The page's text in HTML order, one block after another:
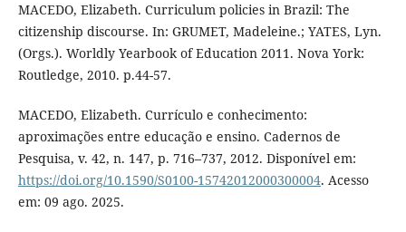
MACEDO, Elizabeth. Curriculum policies in Brazil: The
citizenship discourse. In: GRUMET, Madeleine.; YATES, Lyn.
(Orgs.). Worldly Yearbook of Education 2011. Nova York:
Routledge, 2010. p.44-57.
MACEDO, Elizabeth. Currículo e conhecimento:
aproximações entre educação e ensino. Cadernos de
Pesquisa, v. 42, n. 147, p. 716–737, 2012. Disponível em:
https://doi.org/10.1590/S0100-15742012000300004. Acesso
em: 09 ago. 2025.